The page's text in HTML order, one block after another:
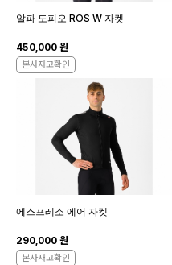
알파 도피오 ROS W 자켓
450,000 원
본사재고확인
에스프레소 에어 자켓
290,000 원
본사재고확인